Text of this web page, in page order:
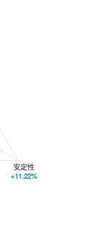
安定性
+11.22%